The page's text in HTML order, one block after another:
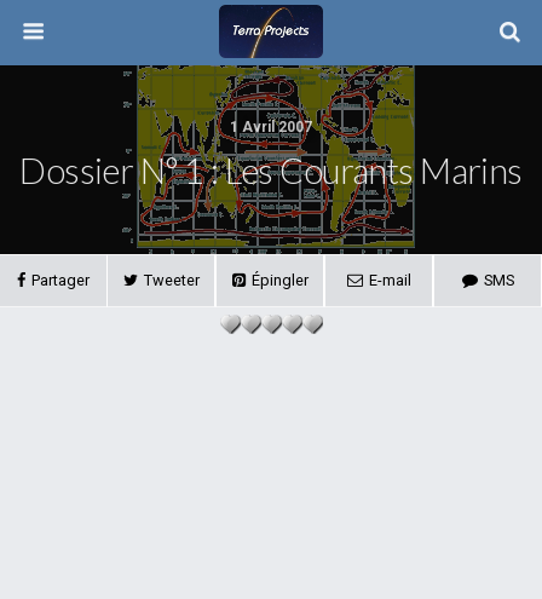
1 Avril 2007
Dossier N° 1 : Les Courants Marins
Partager Tweeter Épingler E-mail SMS